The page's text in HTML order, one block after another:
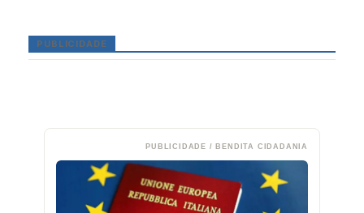
PUBLICIDADE
PUBLICIDADE / BENDITA CIDADANIA